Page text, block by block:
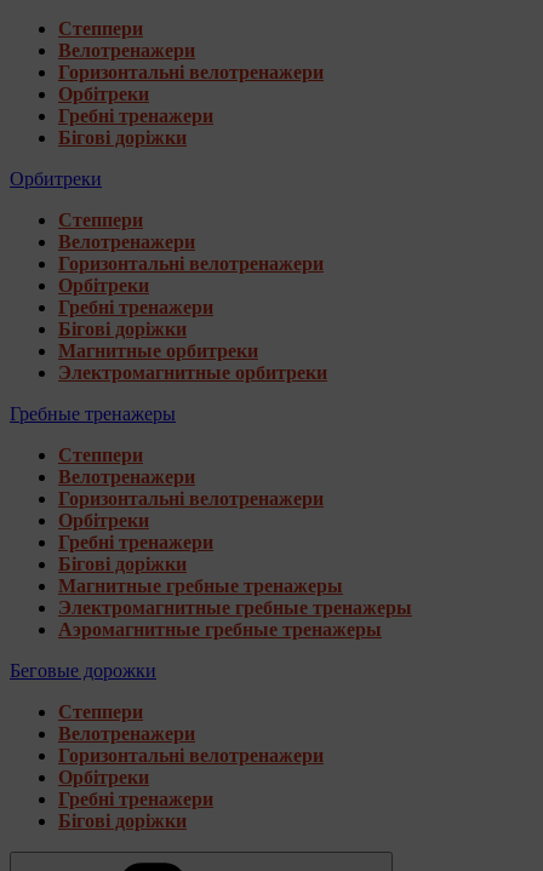
Степпери
Велотренажери
Горизонтальні велотренажери
Орбітреки
Гребні тренажери
Бігові доріжки
Орбитреки
Степпери
Велотренажери
Горизонтальні велотренажери
Орбітреки
Гребні тренажери
Бігові доріжки
Магнитные орбитреки
Электромагнитные орбитреки
Гребные тренажеры
Степпери
Велотренажери
Горизонтальні велотренажери
Орбітреки
Гребні тренажери
Бігові доріжки
Магнитные гребные тренажеры
Электромагнитные гребные тренажеры
Аэромагнитные гребные тренажеры
Беговые дорожки
Степпери
Велотренажери
Горизонтальні велотренажери
Орбітреки
Гребні тренажери
Бігові доріжки